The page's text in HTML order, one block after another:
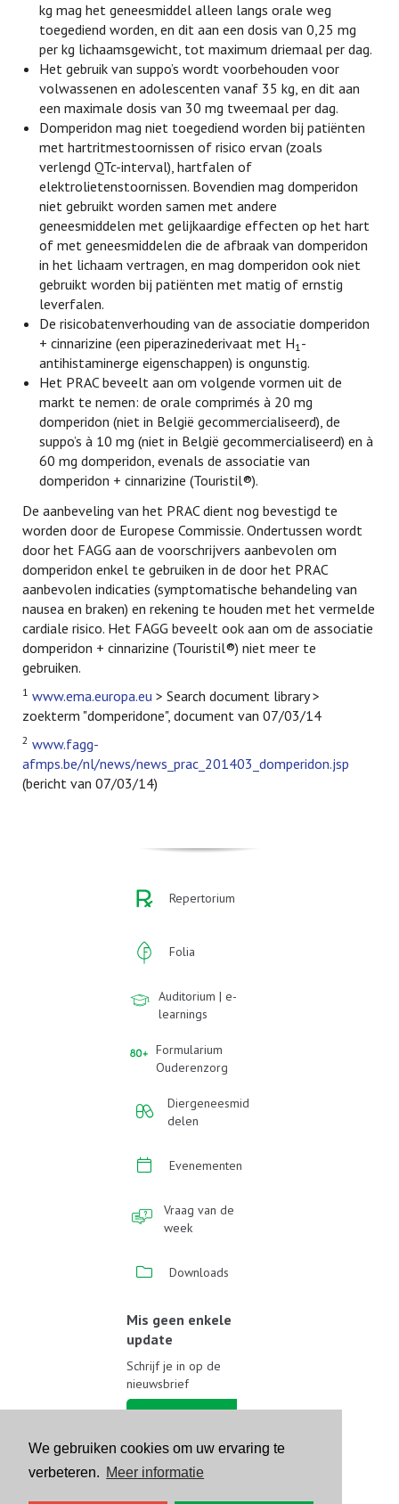
We gebruiken cookies om uw ervaring te
verbeteren. Meer informatie
kg mag het geneesmiddel alleen langs orale weg
toegediend worden, en dit aan een dosis van 0,25 mg
per kg lichaamsgewicht, tot maximum driemaal per dag.
Het gebruik van suppo’s wordt voorbehouden voor
volwassenen en adolescenten vanaf 35 kg, en dit aan
een maximale dosis van 30 mg tweemaal per dag.
Domperidon mag niet toegediend worden bij patiënten
met hartritmestoornissen of risico ervan (zoals
verlengd QTc-interval), hartfalen of
elektrolietenstoornissen. Bovendien mag domperidon
niet gebruikt worden samen met andere
geneesmiddelen met gelijkaardige effecten op het hart
of met geneesmiddelen die de afbraak van domperidon
in het lichaam vertragen, en mag domperidon ook niet
gebruikt worden bij patiënten met matig of ernstig
leverfalen.
De risicobatenverhouding van de associatie domperidon
+ cinnarizine (een piperazinederivaat met H1-
antihistaminerge eigenschappen) is ongunstig.
Het PRAC beveelt aan om volgende vormen uit de
markt te nemen: de orale comprimés à 20 mg
domperidon (niet in België gecommercialiseerd), de
suppo’s à 10 mg (niet in België gecommercialiseerd) en à
60 mg domperidon, evenals de associatie van
domperidon + cinnarizine (Touristil®).
De aanbeveling van het PRAC dient nog bevestigd te
worden door de Europese Commissie. Ondertussen wordt
door het FAGG aan de voorschrijvers aanbevolen om
domperidon enkel te gebruiken in de door het PRAC
aanbevolen indicaties (symptomatische behandeling van
nausea en braken) en rekening te houden met het vermelde
cardiale risico. Het FAGG beveelt ook aan om de associatie
domperidon + cinnarizine (Touristil®) niet meer te
gebruiken.
1 www.ema.europa.eu > Search document library >
zoekterm "domperidone", document van 07/03/14
2 www.fagg-
afmps.be/nl/news/news_prac_201403_domperidon.jsp
(bericht van 07/03/14)
Repertorium
Folia
Auditorium | e-
learnings
Formularium
Ouderenzorg
Diergeneesmid
delen
Evenementen
Vraag van de
week
Downloads
Mis geen enkele
update
Schrijf je in op de
nieuwsbrief
Volg ons op sociale media